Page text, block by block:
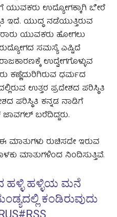
ಯುವಕರು ಉದ್ಯೋಗಕ್ಕಾಗಿ ಬೇರೆ
ಇದೆ. ಯುದ್ಧ ನಡೆಯುತ್ತಿರುವ
ಯುವಕರು ಹೋಗಲು
ಸಮಸ್ಯೆ ಎಷ್ಟಿದೆ
ಉದ್ವೇಗಗೊಳ್ಳುವ
ಕಣ್ಣೆದುರಿಗಿರುವ ಧರ್ಮದ
ಉತ್ತರ ಪ್ರದೇಶದ ಪರಿಸ್ಥಿತಿ
ಪರಿಸ್ಥಿತಿ ಕನ್ನಡ ನಾಡಿಗೆ
ಬರೆದಿದ್ದರು.
ರುಚಿಸದೇ ಇರುವ
ಮಾತುಗಳಿಂದ ನಿಂದಿಸುತ್ತಿವೆ.
ಹಳ್ಳಿ ಹಳ್ಳಿಯ ಮನೆ
ಕಂಡಿರುವುದು
#RSS